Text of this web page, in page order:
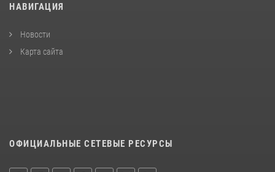
НАВИГАЦИЯ
Новости
Карта сайта
ОФИЦИАЛЬНЫЕ СЕТЕВЫЕ РЕСУРСЫ